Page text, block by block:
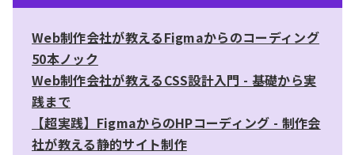
Web制作会社が教えるFigmaからのコーディング
50本ノック
Web制作会社が教えるCSS設計入門 - 基礎から実
践まで
【超実践】FigmaからのHPコーディング - 制作会
社が教える静的サイト制作